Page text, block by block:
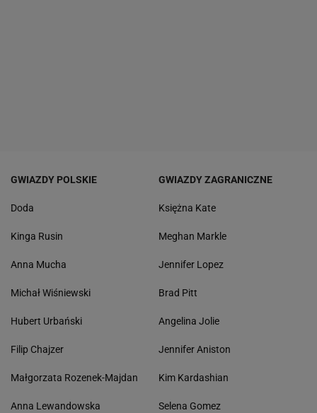
GWIAZDY POLSKIE
Doda
Kinga Rusin
Anna Mucha
Michał Wiśniewski
Hubert Urbański
Filip Chajzer
Małgorzata Rozenek-Majdan
Anna Lewandowska
GWIAZDY ZAGRANICZNE
Księżna Kate
Meghan Markle
Jennifer Lopez
Brad Pitt
Angelina Jolie
Jennifer Aniston
Kim Kardashian
Selena Gomez